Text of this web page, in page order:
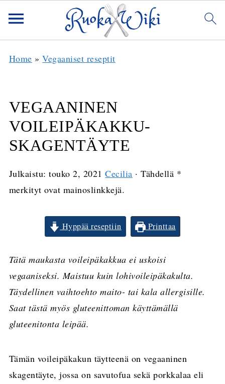
Home »Vegaaniset reseptit
VEGAANINEN
VOILEIPÄKAKKU-
SKAGENTÄYTE
Julkaistu:touko 2, 2021 Cecilia · Tähdellä *
merkityt ovat mainoslinkkejä.
Hyppää reseptiin Printtaa
Tätä maukasta voileipäkakkua ei uskoisi
vegaaniseksi. Maistuu kuin lohivoileipäkakulta.
Täydellinen vaihtoehto maito- tai kala allergisille.
Saat tästä myös gluteenittoman käyttämällä
gluteenitonta leipää.
Tämän voileipäkakun täytteenä on vegaaninen
skagentäyte, jossa on savutofua sekä porkkalaa eli